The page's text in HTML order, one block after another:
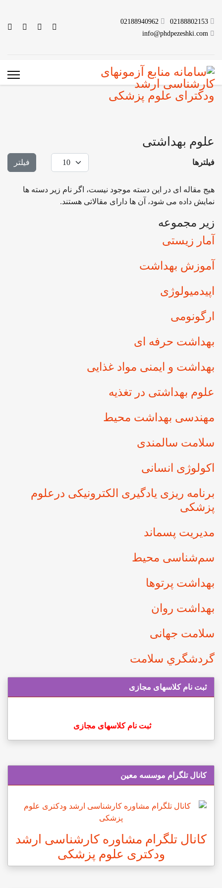
02188802153
02188940962
info@phdpezeshki.com
علوم بهداشتی
فیلترها نمایش # فیلتر
هیج مقاله ای در این دسته موجود نیست، اگر نام زیر دسته ها
نمایش داده می شود، آن ها دارای مقالاتی هستند.
زیر مجموعه
آمار زیستی
آموزش بهداشت
اپیدمیولوژی
ارگونومی
بهداشت حرفه ای
بهداشت و ایمنی مواد غذایی
علوم بهداشتی در تغذیه
مهندسی بهداشت محيط
سلامت سالمندی
اکولوژی انسانی
برنامه ریزی یادگیری الکترونیکی درعلوم
پزشکی
مدیریت پسماند
سم‌شناسی محیط
بهداشت پرتوها
بهداشت روان
سلامت جهانی
گردشگري سلامت
ثبت نام کلاسهای مجازی
ثبت نام کلاسهای مجازی
کانال تلگرام موسسه معین
کانال تلگرام مشاوره کارشناسی ارشد
ودکتری علوم پزشکی